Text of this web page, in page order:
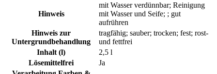
Hinweis
mit Wasser verdünnbar; Reinigung
mit Wasser und Seife; ; gut
aufrühren
Hinweis zur
Untergrundbehandlung
tragfähig; sauber; trocken; fest; rost-
und fettfrei
Inhalt (l)
2,5 l
Lösemittelfrei
Ja